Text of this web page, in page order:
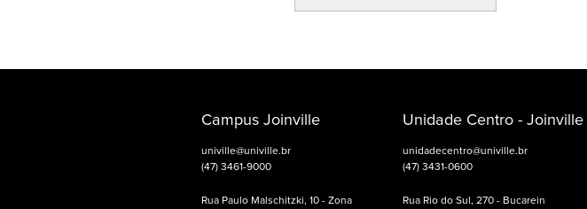
Campus Joinville
univille@univille.br
(47) 3461-9000
Rua Paulo Malschitzki, 10 - Zona
Unidade Centro - Joinville
unidadecentro@univille.br
(47) 3431-0600
Rua Rio do Sul, 270 - Bucarein